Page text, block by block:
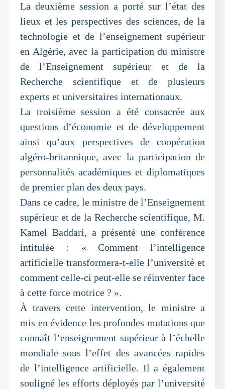
La deuxième session a porté sur l’état des
lieux et les perspectives des sciences, de la
technologie et de l’enseignement supérieur
en Algérie, avec la participation du ministre
de l’Enseignement supérieur et de la
Recherche scientifique et de plusieurs
experts et universitaires internationaux.
La troisième session a été consacrée aux
questions d’économie et de développement
ainsi qu’aux perspectives de coopération
algéro-britannique, avec la participation de
personnalités académiques et diplomatiques
de premier plan des deux pays.
Dans ce cadre, le ministre de l’Enseignement
supérieur et de la Recherche scientifique, M.
Kamel Baddari, a présenté une conférence
intitulée : « Comment l’intelligence
artificielle transformera-t-elle l’université et
comment celle-ci peut-elle se réinventer face
à cette force motrice ? ».
À travers cette intervention, le ministre a
mis en évidence les profondes mutations que
connaît l’enseignement supérieur à l’échelle
mondiale sous l’effet des avancées rapides
de l’intelligence artificielle. Il a également
souligné les efforts déployés par l’université